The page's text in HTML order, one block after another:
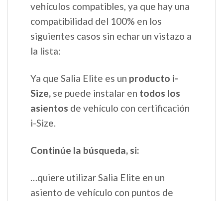
vehículos compatibles, ya que hay una
compatibilidad del 100% en los
siguientes casos sin echar un vistazo a
la lista:
Ya que Salia Elite es un producto i-
Size, se puede instalar en todos los
asientos de vehículo con certificación
i-Size.
Continúe la búsqueda, si:
…quiere utilizar Salia Elite en un
asiento de vehículo con puntos de